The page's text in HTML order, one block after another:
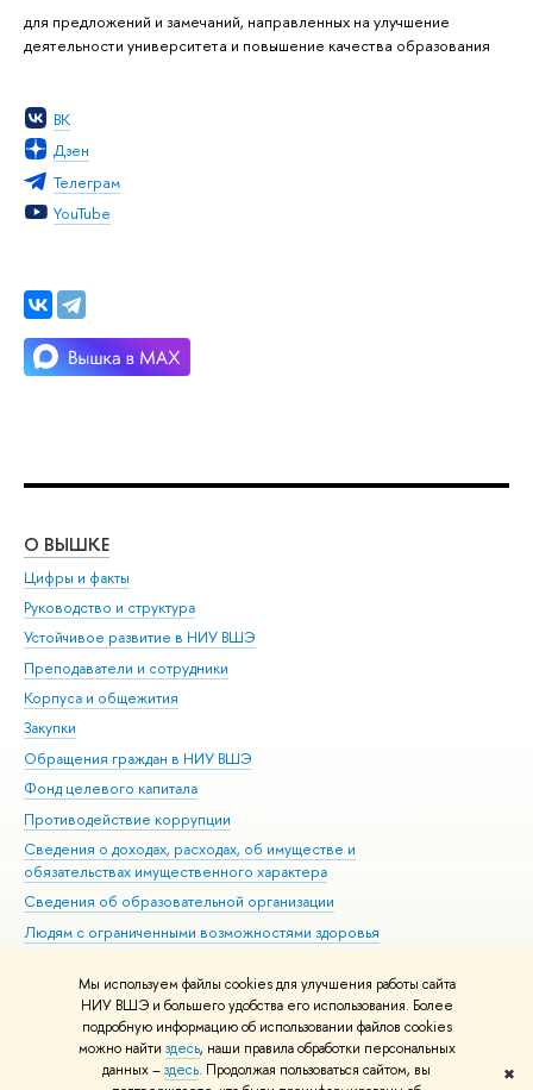
Мы используем файлы cookies для улучшения работы сайта
НИУ ВШЭ и большего удобства его использования. Более
подробную информацию об использовании файлов cookies
можно найти здесь, наши правила обработки персональных
данных –здесь. Продолжая пользоваться сайтом, вы
✖
для предложений и замечаний, направленных на улучшение
деятельности университета и повышение качества образования
ВК
Дзен
Телеграм
YouTube
О ВЫШКЕ
Цифры и факты
Руководство и структура
Устойчивое развитие в НИУ ВШЭ
Преподаватели и сотрудники
Корпуса и общежития
Закупки
Обращения граждан в НИУ ВШЭ
Фонд целевого капитала
Противодействие коррупции
Сведения о доходах, расходах, об имуществе и
обязательствах имущественного характера
Сведения об образовательной организации
Людям с ограниченными возможностями здоровья
Работа в Вышке